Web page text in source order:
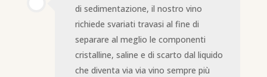
di sedimentazione, il nostro vino
richiede svariati travasi al fine di
separare al meglio le componenti
cristalline, saline e di scarto dal liquido
che diventa via via vino sempre più